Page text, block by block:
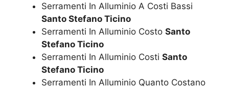
Serramenti In Alluminio A Costi Bassi
Santo Stefano Ticino
Serramenti In Alluminio Costo Santo
Stefano Ticino
Serramenti In Alluminio Costi Santo
Stefano Ticino
Serramenti In Alluminio Quanto Costano